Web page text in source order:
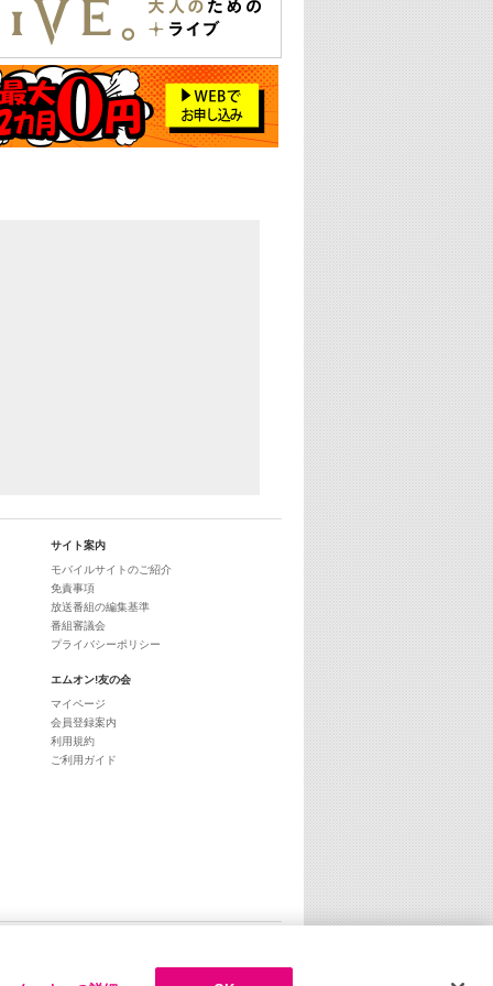
サイト案内
モバイルサイトのご紹介
免責事項
放送番組の編集基準
番組審議会
プライバシーポリシー
エムオン!友の会
マイページ
会員登録案内
利用規約
ご利用ガイド